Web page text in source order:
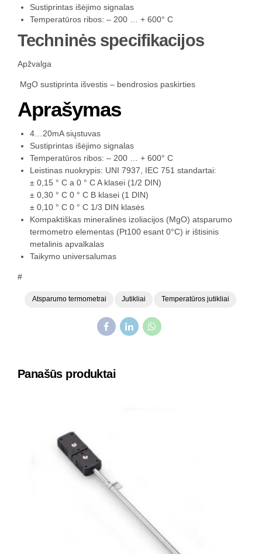
Sustiprintas išėjimo signalas
Temperatūros ribos: – 200 … + 600° C
Techninės specifikacijos
Apžvalga
MgO sustiprinta išvestis – bendrosios paskirties
Aprašymas
4…20mA siųstuvas
Sustiprintas išėjimo signalas
Temperatūros ribos: – 200 … + 600° C
Leistinas nuokrypis: UNI 7937, IEC 751 standartai:
± 0,15 ° C a 0 ° C A klasei (1/2 DIN)
± 0,30 ° C 0 ° C B klasei (1 DIN)
± 0,10 ° C 0 ° C 1/3 DIN klasės
Kompaktiškas mineralinės izoliacijos (MgO) atsparumo
termometro elementas (Pt100 esant 0°C) ir ištisinis
metalinis apvalkalas
Taikymo universalumas
#
Atsparumo termometrai Jutikliai Temperatūros jutikliai
Panašūs produktai